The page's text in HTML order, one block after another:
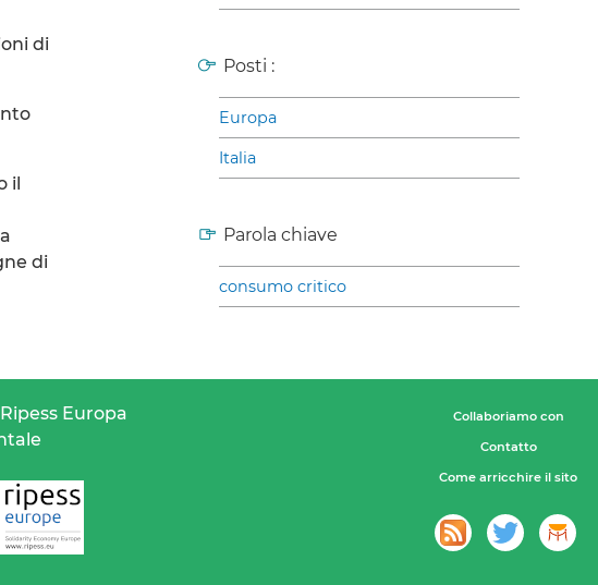
di
il
di
Posti :
Europa
Italia
Parola chiave
consumo critico
Europa
Collaboriamo con
Contatto
Come arricchire il sito